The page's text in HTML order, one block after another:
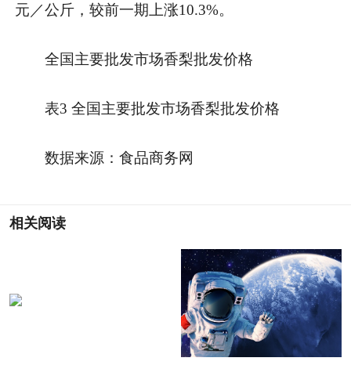
元／公斤，较前一期上涨10.3%。
全国主要批发市场香梨批发价格
表3 全国主要批发市场香梨批发价格
数据来源：食品商务网
相关阅读